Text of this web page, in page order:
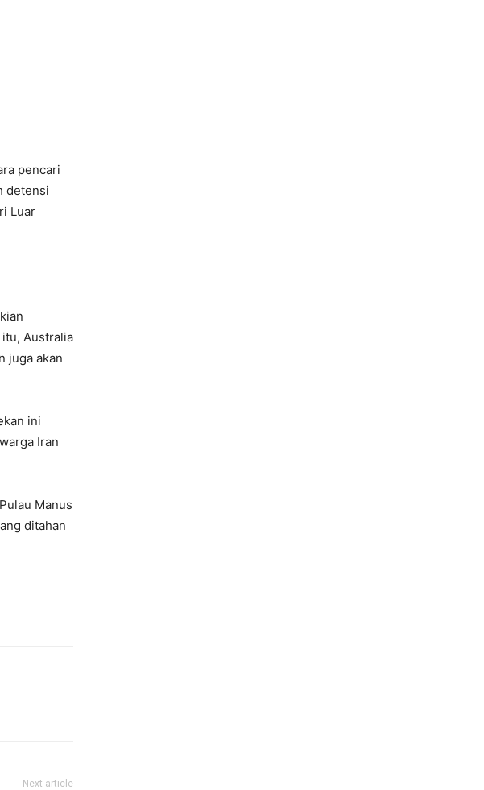
pencari
detensi
Luar
Australia
juga akan
ini
Iran
Manus
ditahan
Next article